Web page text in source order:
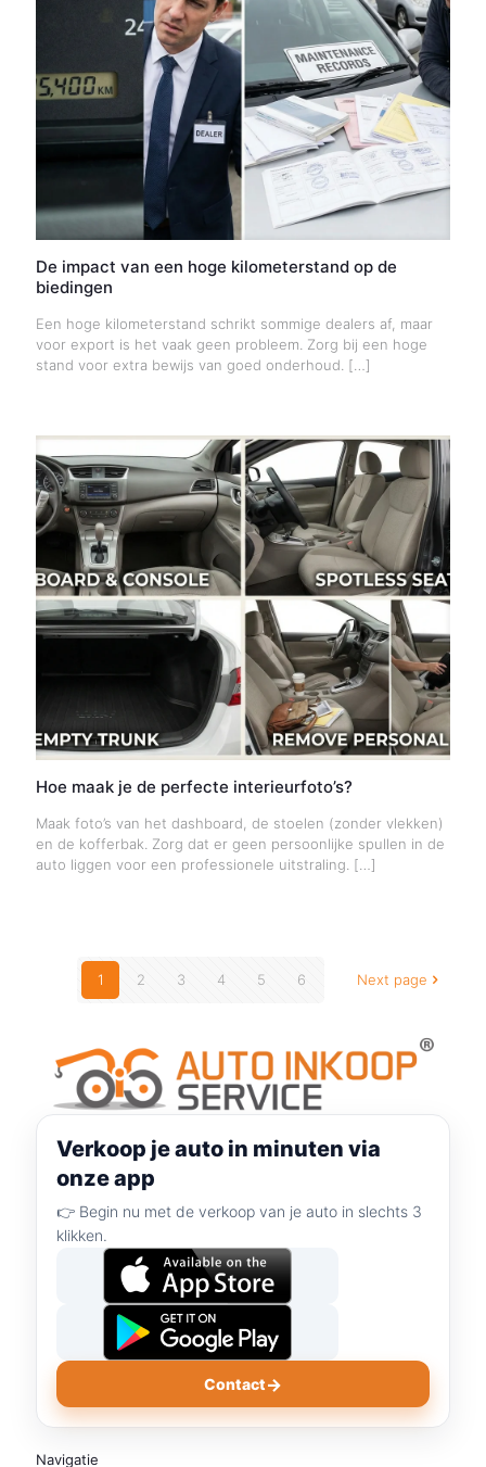
De impact van een hoge kilometerstand op de
biedingen
Een hoge kilometerstand schrikt sommige dealers af, maar
voor export is het vaak geen probleem. Zorg bij een hoge
stand voor extra bewijs van goed onderhoud. […]
Hoe maak je de perfecte interieurfoto’s?
Maak foto’s van het dashboard, de stoelen (zonder vlekken)
en de kofferbak. Zorg dat er geen persoonlijke spullen in de
auto liggen voor een professionele uitstraling. […]
1 2 3 4 5 6 Next page
Verkoop je auto in minuten via
onze app
👉 Begin nu met de verkoop van je auto in slechts 3
klikken.
Contact→
Navigatie